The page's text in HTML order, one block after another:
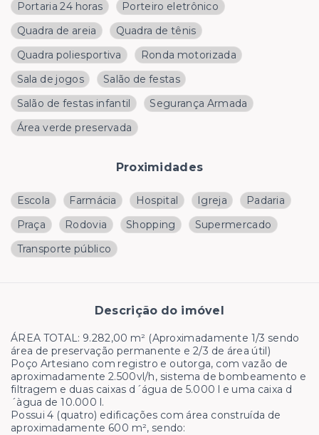
Portaria 24 horas
Porteiro eletrônico
Quadra de areia
Quadra de tênis
Quadra poliesportiva
Ronda motorizada
Sala de jogos
Salão de festas
Salão de festas infantil
Segurança Armada
Área verde preservada
Proximidades
Escola Farmácia Hospital Igreja
Padaria
Praça
Rodovia Shopping
Supermercado
Transporte público
Descrição do imóvel
ÁREA TOTAL: 9.282,00 m² (Aproximadamente 1/3 sendo
área de preservação permanente e 2/3 de área útil)
Poço Artesiano com registro e outorga, com vazão de
aproximadamente 2.500vl/h, sistema de bombeamento e
filtragem e duas caixas d´água de 5.000 l e uma caixa d
´àgua de 10.000 l.
Possui 4 (quatro) edificações com área construída de
aproximadamente 600 m², sendo: